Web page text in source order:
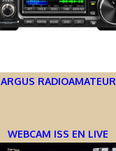
ARGUS RADIOAMATEUR
WEBCAM ISS EN LIVE